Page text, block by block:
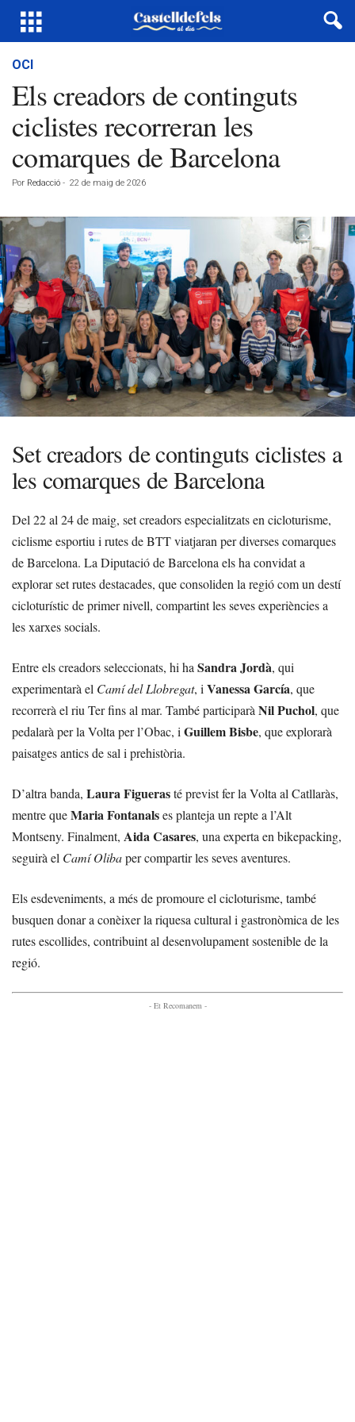
OCI
Els creadors de continguts
ciclistes recorreran les
comarques de Barcelona
Por Redacció - 22 de maig de 2026
Set creadors de continguts ciclistes a
les comarques de Barcelona
Del 22 al 24 de maig, set creadors especialitzats en cicloturisme,
ciclisme esportiu i rutes de BTT viatjaran per diverses comarques
de Barcelona. La Diputació de Barcelona els ha convidat a
explorar set rutes destacades, que consoliden la regió com un destí
cicloturístic de primer nivell, compartint les seves experiències a
les xarxes socials.
Entre els creadors seleccionats, hi ha Sandra Jordà, qui
experimentarà el Camí del Llobregat, i Vanessa García, que
recorrerà el riu Ter fins al mar. També participarà Nil Puchol, que
pedalarà per la Volta per l’Obac, i Guillem Bisbe, que explorarà
paisatges antics de sal i prehistòria.
D’altra banda, Laura Figuerasté previst fer la Volta al Catllaràs,
mentre queMaria Fontanalses planteja un repte a l’Alt
Montseny. Finalment, Aida Casares, una experta en bikepacking,
seguirà el Camí Olibaper compartir les seves aventures.
Els esdeveniments, a més de promoure el cicloturisme, també
busquen donar a conèixer la riquesa cultural i gastronòmica de les
rutes escollides, contribuint al desenvolupament sostenible de la
regió.
- Et Recomanem -